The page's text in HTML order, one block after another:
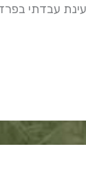
עבדתי